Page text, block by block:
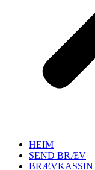
HEIM
SEND BRÆV
BRÆVKASSIN